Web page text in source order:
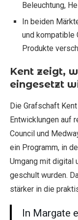
Beleuchtung,
In beiden
und kompatible
Produkte
Kent zeigt,
eingesetzt
Die Grafschaft
Entwicklungen auf
Council und
ein Programm, in
Umgang mit digital
geschult wurden.
stärker in die
In Margate